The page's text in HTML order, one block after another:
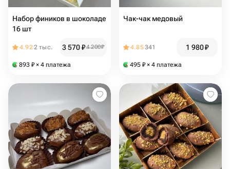
Набор фиников в шоколаде
16 шт
4.922 тыс. 3 570₽4 200₽
893 ₽ × 4 платежа
Чак-чак медовый
4.85341 1 980₽
495 ₽ × 4 платежа